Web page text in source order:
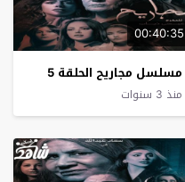
00:40:35
مسلسل مجاريح الحلقة 5
منذ 3 سنوات